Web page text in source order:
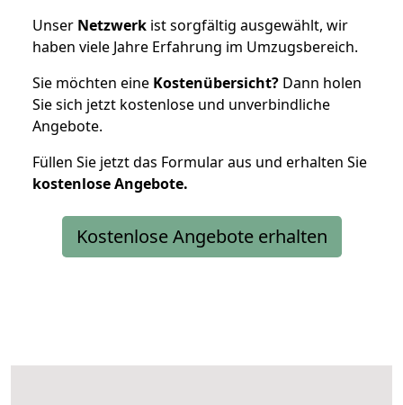
Unser Netzwerk ist sorgfältig ausgewählt, wir
haben viele Jahre Erfahrung im Umzugsbereich.
Sie möchten eine Kostenübersicht? Dann holen
Sie sich jetzt kostenlose und unverbindliche
Angebote.
Füllen Sie jetzt das Formular aus und erhalten Sie
kostenloseAngebote.
Kostenlose Angebote erhalten